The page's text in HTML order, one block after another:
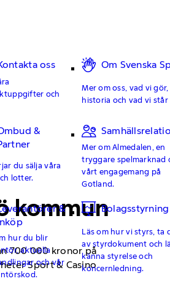
oss
och
Om Svenska
Mer om oss, vad vi
historia och vad vi står
&
du sälja våra
lotter.
Mer om Almedalen, en
tryggare spelmarknad
vårt engagemang på
Gotland.
&
hur du blir
aktuella
och vår
Bolagsstyrning
Läs om hur vi styrs, ta
av styrdokument och
känna styrelse och
koncernledning.
kommun
Sport & Casino